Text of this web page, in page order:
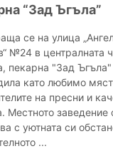
“Зад Ъгъла”
се на улица
№24 в централната
пекарна "Зад
като любимо
на пресни и
Местното заведение
с уютната си
...